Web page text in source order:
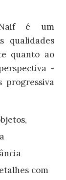
é um
qualidades
quanto ao
-
progressiva
com